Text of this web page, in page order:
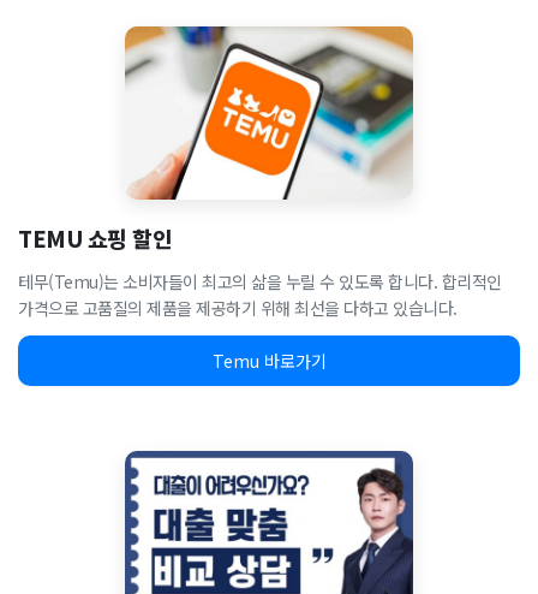
TEMU 쇼핑 할인
테무(Temu)는 소비자들이 최고의 삶을 누릴 수 있도록 합니다. 합리적인
가격으로 고품질의 제품을 제공하기 위해 최선을 다하고 있습니다.
Temu 바로가기